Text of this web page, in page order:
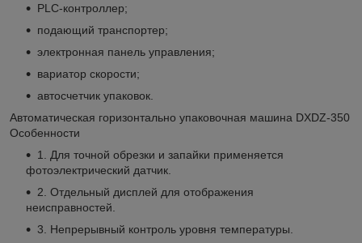
PLС-контроллер;
подающий транспортер;
электронная панель управления;
вариатор скорости;
автосчетчик упаковок.
Автоматическая горизонтально упаковочная машина DXDZ-350
Особенности
1. Для точной обрезки и запайки применяется
фотоэлектрический датчик.
2. Отдельный дисплей для отображения
неисправностей.
3. Непрерывный контроль уровня температуры.